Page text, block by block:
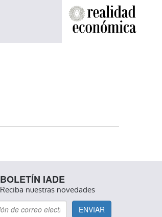
BOLETÍN IADE
Reciba nuestras novedades
ENVIAR